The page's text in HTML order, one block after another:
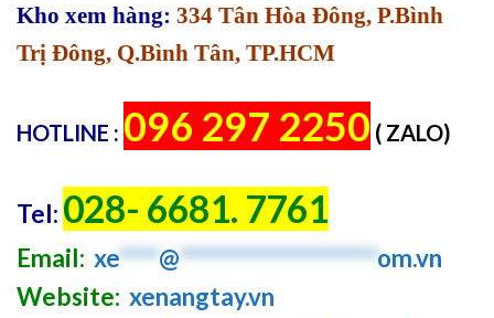
Kho xem hàng: 334 Tân Hòa Đông, P.Bình
Trị Đông, Q.Bình Tân, TP.HCM
HOTLINE : 096 297 2250 ( ZALO)
Tel: 028- 6681. 7761
Email: xe****@********************om.vn
Website: xenangtay.vn